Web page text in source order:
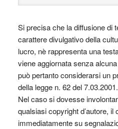
Si precisa che la diffusione di
carattere divulgativo della
lucro, nè rappresenta una
viene aggiornata senza
può pertanto considerarsi un
della legge n. 62 del 7.03.2001.
Nel caso si dovesse
qualsiasi copyright d’autore,
immediatamente su